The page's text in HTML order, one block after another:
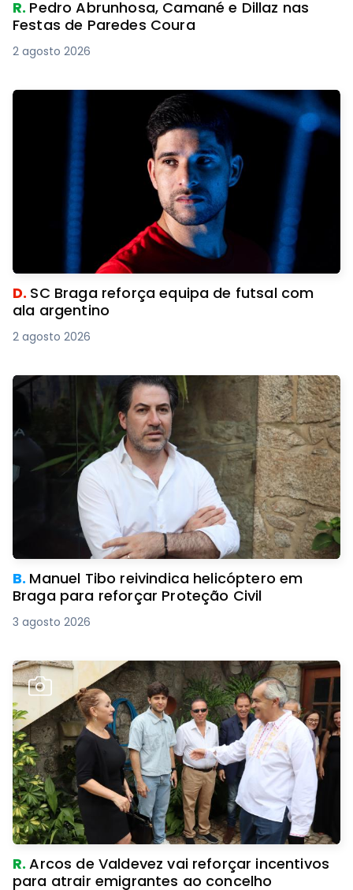
R. Pedro Abrunhosa, Camané e Dillaz nas
Festas de Paredes Coura
2 agosto 2026
D. SC Braga reforça equipa de futsal com
ala argentino
2 agosto 2026
B. Manuel Tibo reivindica helicóptero em
Braga para reforçar Proteção Civil
3 agosto 2026
R.Arcos de Valdevez vai reforçar incentivos
para atrair emigrantes ao concelho